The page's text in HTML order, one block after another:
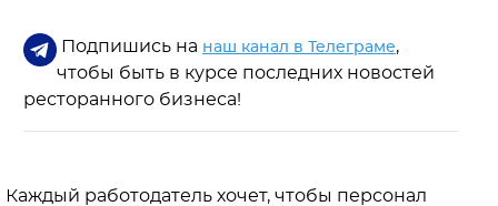
Подпишись на наш канал в Телеграме,
чтобы быть в курсе последних новостей
ресторанного бизнеса!
Каждый работодатель хочет, чтобы персонал